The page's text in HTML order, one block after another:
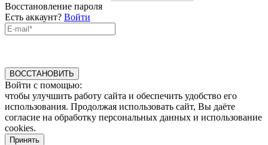
Восстановление пароля
Есть аккаунт? Войти
ВОССТАНОВИТЬ
Войти с помощью:
чтобы улучшить работу сайта и обеспечить удобство его
использования. Продолжая использовать сайт, Вы даёте
согласие на обработку персональных данных и использование
cookies.
Принять